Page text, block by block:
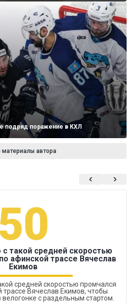
подряд поражение в КХЛ
материалы автора
50
такой средней скоростью
афинской трассе Вячеслав
Екимов
средней скоростью промчался
трассе Вячеслав Екимов, чтобы
с раздельным стартом.